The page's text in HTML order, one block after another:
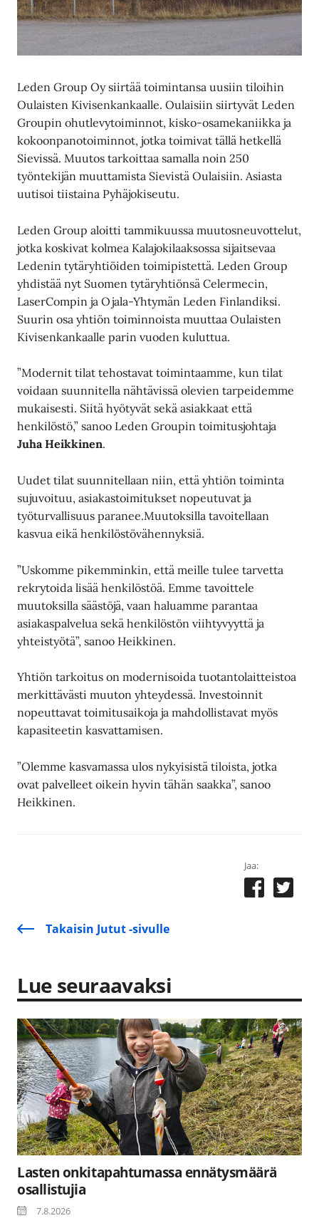
Leden Group Oy siirtää toimintansa uusiin tiloihin
Oulaisten Kivisenkankaalle. Oulaisiin siirtyvät Leden
Groupin ohutlevytoiminnot, kisko-osamekaniikka ja
kokoonpanotoiminnot, jotka toimivat tällä hetkellä
Sievissä. Muutos tarkoittaa samalla noin 250
työntekijän muuttamista Sievistä Oulaisiin. Asiasta
uutisoi tiistaina Pyhäjokiseutu.
Leden Group aloitti tammikuussa muutosneuvottelut,
jotka koskivat kolmea Kalajokilaaksossa sijaitsevaa
Ledenin tytäryhtiöiden toimipistettä. Leden Group
yhdistää nyt Suomen tytäryhtiönsä Celermecin,
LaserCompin ja Ojala-Yhtymän Leden Finlandiksi.
Suurin osa yhtiön toiminnoista muuttaa Oulaisten
Kivisenkankaalle parin vuoden kuluttua.
”Modernit tilat tehostavat toimintaamme, kun tilat
voidaan suunnitella nähtävissä olevien tarpeidemme
mukaisesti. Siitä hyötyvät sekä asiakkaat että
henkilöstö,” sanoo Leden Groupin toimitusjohtaja
Juha Heikkinen.
Uudet tilat suunnitellaan niin, että yhtiön toiminta
sujuvoituu, asiakastoimitukset nopeutuvat ja
työturvallisuus paranee.Muutoksilla tavoitellaan
kasvua eikä henkilöstövähennyksiä.
”Uskomme pikemminkin, että meille tulee tarvetta
rekrytoida lisää henkilöstöä. Emme tavoittele
muutoksilla säästöjä, vaan haluamme parantaa
asiakaspalvelua sekä henkilöstön viihtyvyyttä ja
yhteistyötä”, sanoo Heikkinen.
Yhtiön tarkoitus on modernisoida tuotantolaitteistoa
merkittävästi muuton yhteydessä. Investoinnit
nopeuttavat toimitusaikoja ja mahdollistavat myös
kapasiteetin kasvattamisen.
”Olemme kasvamassa ulos nykyisistä tiloista, jotka
ovat palvelleet oikein hyvin tähän saakka”, sanoo
Heikkinen.
Jaa:
Takaisin Jutut -sivulle
Lue seuraavaksi
Lasten onkitapahtumassa ennätysmäärä
osallistujia
7.8.2026